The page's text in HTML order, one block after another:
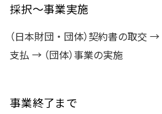
採択～事業実施
（日本財団・団体）契約書の取交 →
支払 → （団体）事業の実施
事業終了まで